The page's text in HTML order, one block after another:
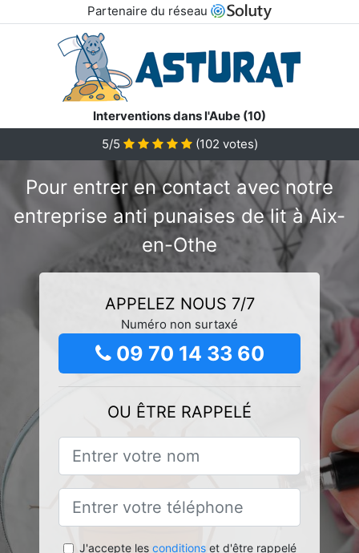
Partenaire du réseau
Interventions dans l'Aube (10)
5/5
(102 votes)
Pour entrer en contact avec notre
entreprise anti punaises de lit à Aix-
en-Othe
APPELEZ NOUS 7/7
Numéro non surtaxé
09 70 14 33 60
OU ÊTRE RAPPELÉ
J'accepte les conditionset d'être rappelé